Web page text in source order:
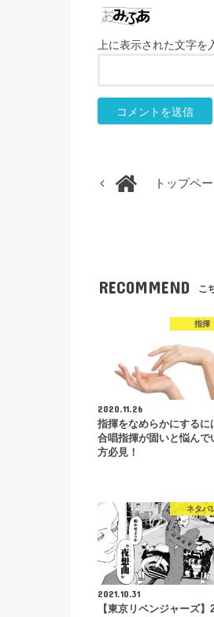
上に表示された文字を
トップペ
RECOMMEND こ
指揮
2020.11.26
指揮をなめらかにするに
合唱指揮が固いと悩んで
方必見！
ネタバ
2021.10.31
【東京リベンジャーズ】